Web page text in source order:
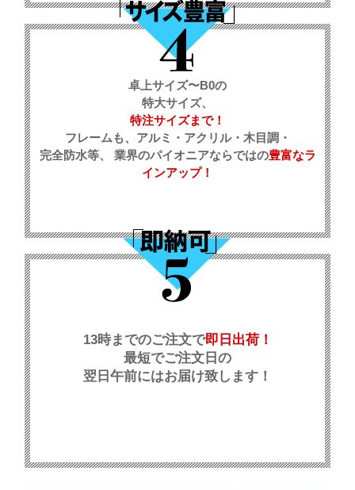
卓上サイズ〜B0の
特大サイズ、
特注サイズまで！
フレームも、アルミ・アクリル・木目調・
完全防水等、 業界のパイオニアならではの豊富なラ
インアップ！
13時までのご注文で即日出荷！
最短でご注文日の
翌日午前にはお届け致します！